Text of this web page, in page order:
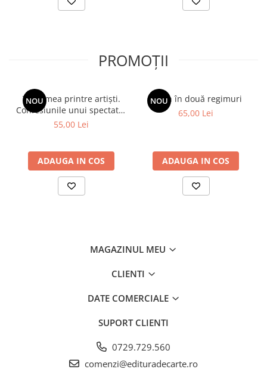
PROMOȚII
NOU
Viața mea printre artiști.
Confesiunile unui spectator
fidel
55,00 Lei
ADAUGA IN COS
NOU
Spion în două regimuri
65,00 Lei
ADAUGA IN COS
MAGAZINUL MEU
CLIENTI
DATE COMERCIALE
SUPORT CLIENTI
0729.729.560
comenzi@edituradecarte.ro